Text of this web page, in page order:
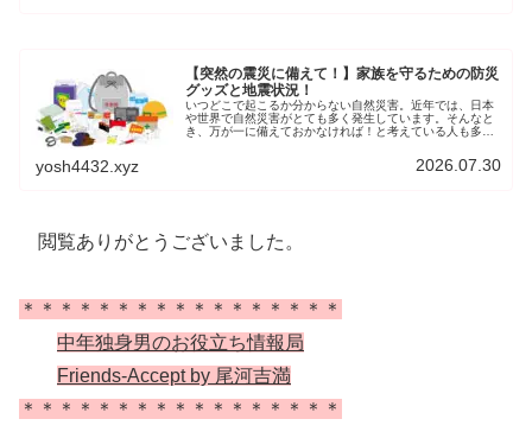
【突然の震災に備えて！】家族を守るための防災
グッズと地震状況！
いつどこで起こるか分からない自然災害。近年では、日本
や世界で自然災害がとても多く発生しています。そんなと
き、万が一に備えておかなければ！と考えている人も多い
の方が勧める「必要最低限の防災グッズ」をご紹介すると
yosh4432.xyz 2026.07.30
閲覧ありがとうございました。
＊＊＊＊＊＊＊＊＊＊＊＊＊＊＊＊＊
中年独身男のお役立ち情報局
Friends-Accept by 尾河吉満
＊＊＊＊＊＊＊＊＊＊＊＊＊＊＊＊＊